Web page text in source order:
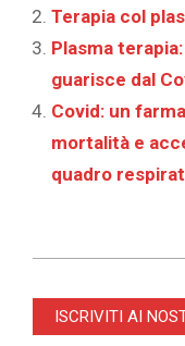
Terapia col
Plasma
guarisce dal
Covid: un
mortalità e
quadro
10-
ISCRIVITI AI